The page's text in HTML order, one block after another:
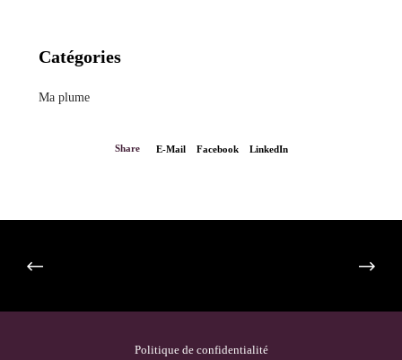
Catégories
Ma plume
Share E-Mail Facebook LinkedIn
Politique de confidentialité